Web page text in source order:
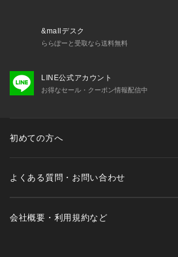
&mallデスク
ららぽーと受取なら送料無料
LINE公式アカウント
お得なセール・クーポン情報配信中
初めての方へ
よくある質問・お問い合わせ
会社概要・利用規約など